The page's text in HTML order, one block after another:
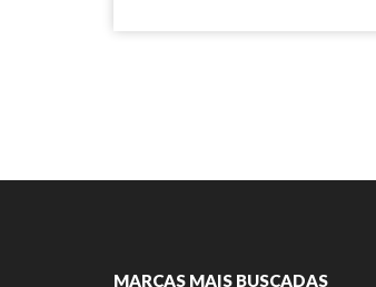
MARCAS MAIS BUSCADAS